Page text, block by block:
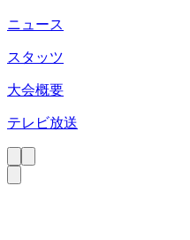
ニュース
スタッツ
大会概要
テレビ放送